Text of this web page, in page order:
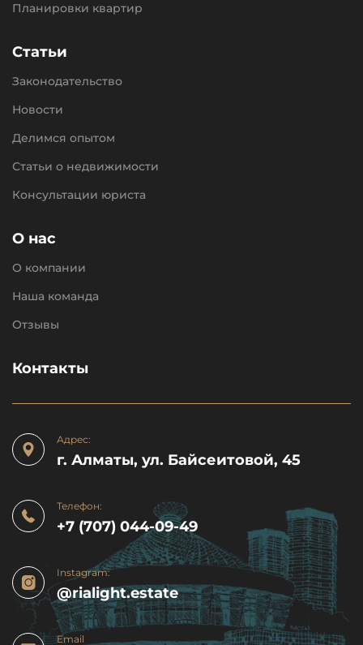
Планировки квартир
Статьи
Законодательство
Новости
Делимся опытом
Статьи о недвижимости
Консультации юриста
О нас
О компании
Наша команда
Отзывы
Контакты
Адрес:
г. Алматы, ул. Байсеитовой, 45
Телефон:
+7 (707) 044-09-49
Instagram:
@rialight.estate
Email